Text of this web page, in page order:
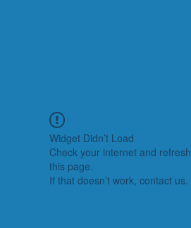
Widget Didn’t Load
Check your internet and refresh
this page.
If that doesn’t work, contact us.